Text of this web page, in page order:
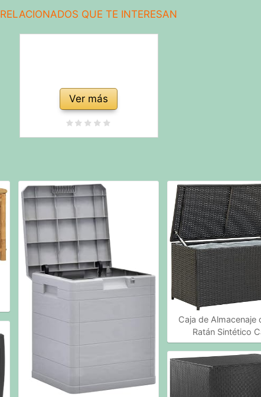
RELACIONADOS QUE TE INTERESAN
Ver más
Caja de Almacenaje
Ratán Sintético